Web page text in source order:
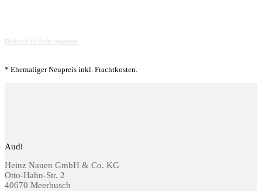
Direktlink für Suche generieren
* Ehemaliger Neupreis inkl. Frachtkosten.
Audi
Heinz Nauen GmbH & Co. KG
Otto-Hahn-Str. 2
40670 Meerbusch